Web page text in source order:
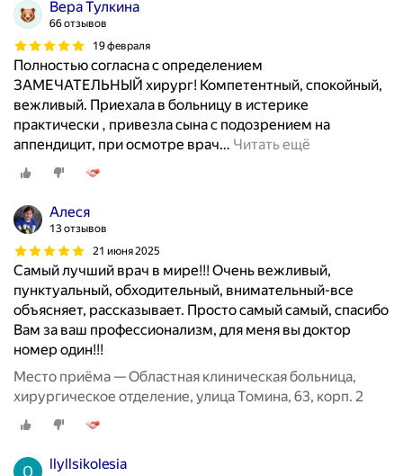
Вера Тулкина
66 отзывов
19 февраля
Полностью согласна с определением
ЗАМЕЧАТЕЛЬНЫЙ хирург! Компетентный, спокойный,
вежливый. Приехала в больницу в истерике
практически , привезла сына с подозрением на
аппендицит, при осмотре врач… Читать ещё
Алеся
13 отзывов
21 июня 2025
Самый лучший врач в мире!!! Очень вежливый,
пунктуальный, обходительный, внимательный-все
объясняет, рассказывает. Просто самый самый, спасибо
Вам за ваш профессионализм, для меня вы доктор
номер один!!!
Место приёма — Областная клиническая больница,
хирургическое отделение, улица Томина, 63, корп. 2
llyllsikolesia